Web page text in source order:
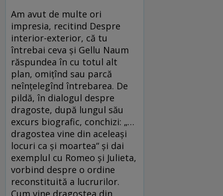
Am avut de multe ori
impresia, recitind Despre
interior-exterior, că tu
întrebai ceva și Gellu Naum
răspundea în cu totul alt
plan, omițînd sau parcă
neînțelegînd întrebarea. De
pildă, în dialogul despre
dragoste, după lungul său
excurs biografic, conchizi: „…
dragostea vine din aceleaşi
locuri ca şi moartea“ și dai
exemplul cu Romeo și Julieta,
vorbind despre o ordine
reconstituită a lucrurilor.